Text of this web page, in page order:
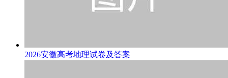
2026安徽高考地理试卷及答案